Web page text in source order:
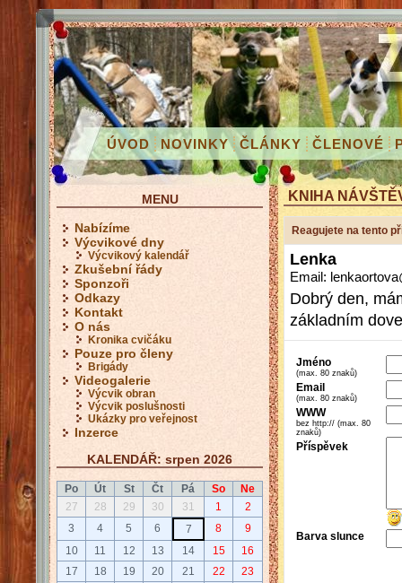
ÚVOD NOVINKY ČLÁNKY ČLENOVÉ
KNIHA
Reagujete na tento
Lenka
Email:
Dobrý den,
základním
Jméno
(max. 80 znaků)
Email
(max. 80 znaků)
WWW
bez http:// (max. 80
znaků)
Příspěvek
Barva slunce
MENU
Nabízíme
Výcvikové dny
Výcvikový kalendář
Zkušební řády
Sponzoři
Odkazy
Kontakt
O nás
Kronika cvičáku
Pouze pro členy
Brigády
Videogalerie
Výcvik obran
Výcvik poslušnosti
Ukázky pro veřejnost
Inzerce
KALENDÁŘ: srpen 2026
Po Út St Čt Pá So
Ne
27
28 29 30 31 1
2
3
4 5 6 7 8
9
10
11 12 13 14 15
16
17
18 19 20 21 22
23